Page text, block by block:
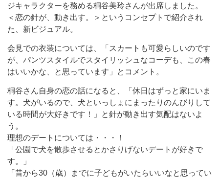
ジキャラクターを務める桐谷美玲さんが出席しました。
＜恋の針が、動き出す。＞というコンセプトで紹介され
た、新ビジュアル。
会見での衣装については、「スカートも可愛らしいのです
が、パンツスタイルでスタイリッシュなコーデも、この春
はいいかな、と思っています」とコメント。
桐谷さん自身の恋の話になると、「休日はずっと家にいま
す。犬がいるので、犬といっしょにまったりのんびりして
いる時間が大好きです！」と針が動き出す気配はないよ
う。
理想のデートについては・・・！
「公園で犬を散歩させるとかさりげないデートが好きで
す。」
「昔から30（歳）までに子どもがいたらいいなと思ってい